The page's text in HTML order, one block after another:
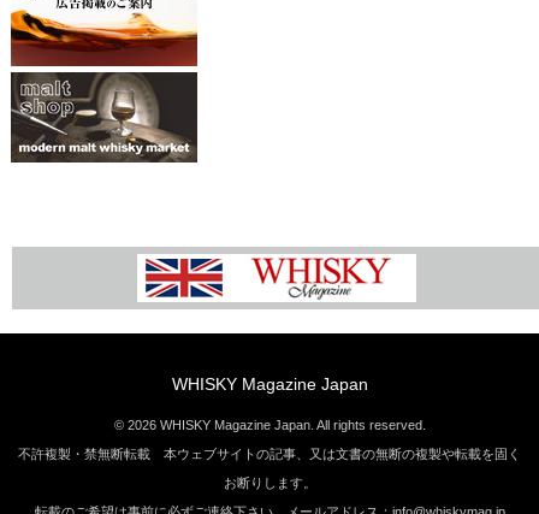
WHISKY Magazine Japan
© 2026 WHISKY Magazine Japan. All rights reserved.
不許複製・禁無断転載 本ウェブサイトの記事、又は文書の無断の複製や転載を固く
お断りします。
転載のご希望は事前に必ずご連絡下さい。メールアドレス：info@whiskymag.jp